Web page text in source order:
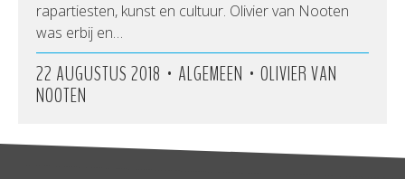
rapartiesten, kunst en cultuur. Olivier van Nooten
was erbij en…
22 AUGUSTUS 2018 • ALGEMEEN • OLIVIER VAN
NOOTEN